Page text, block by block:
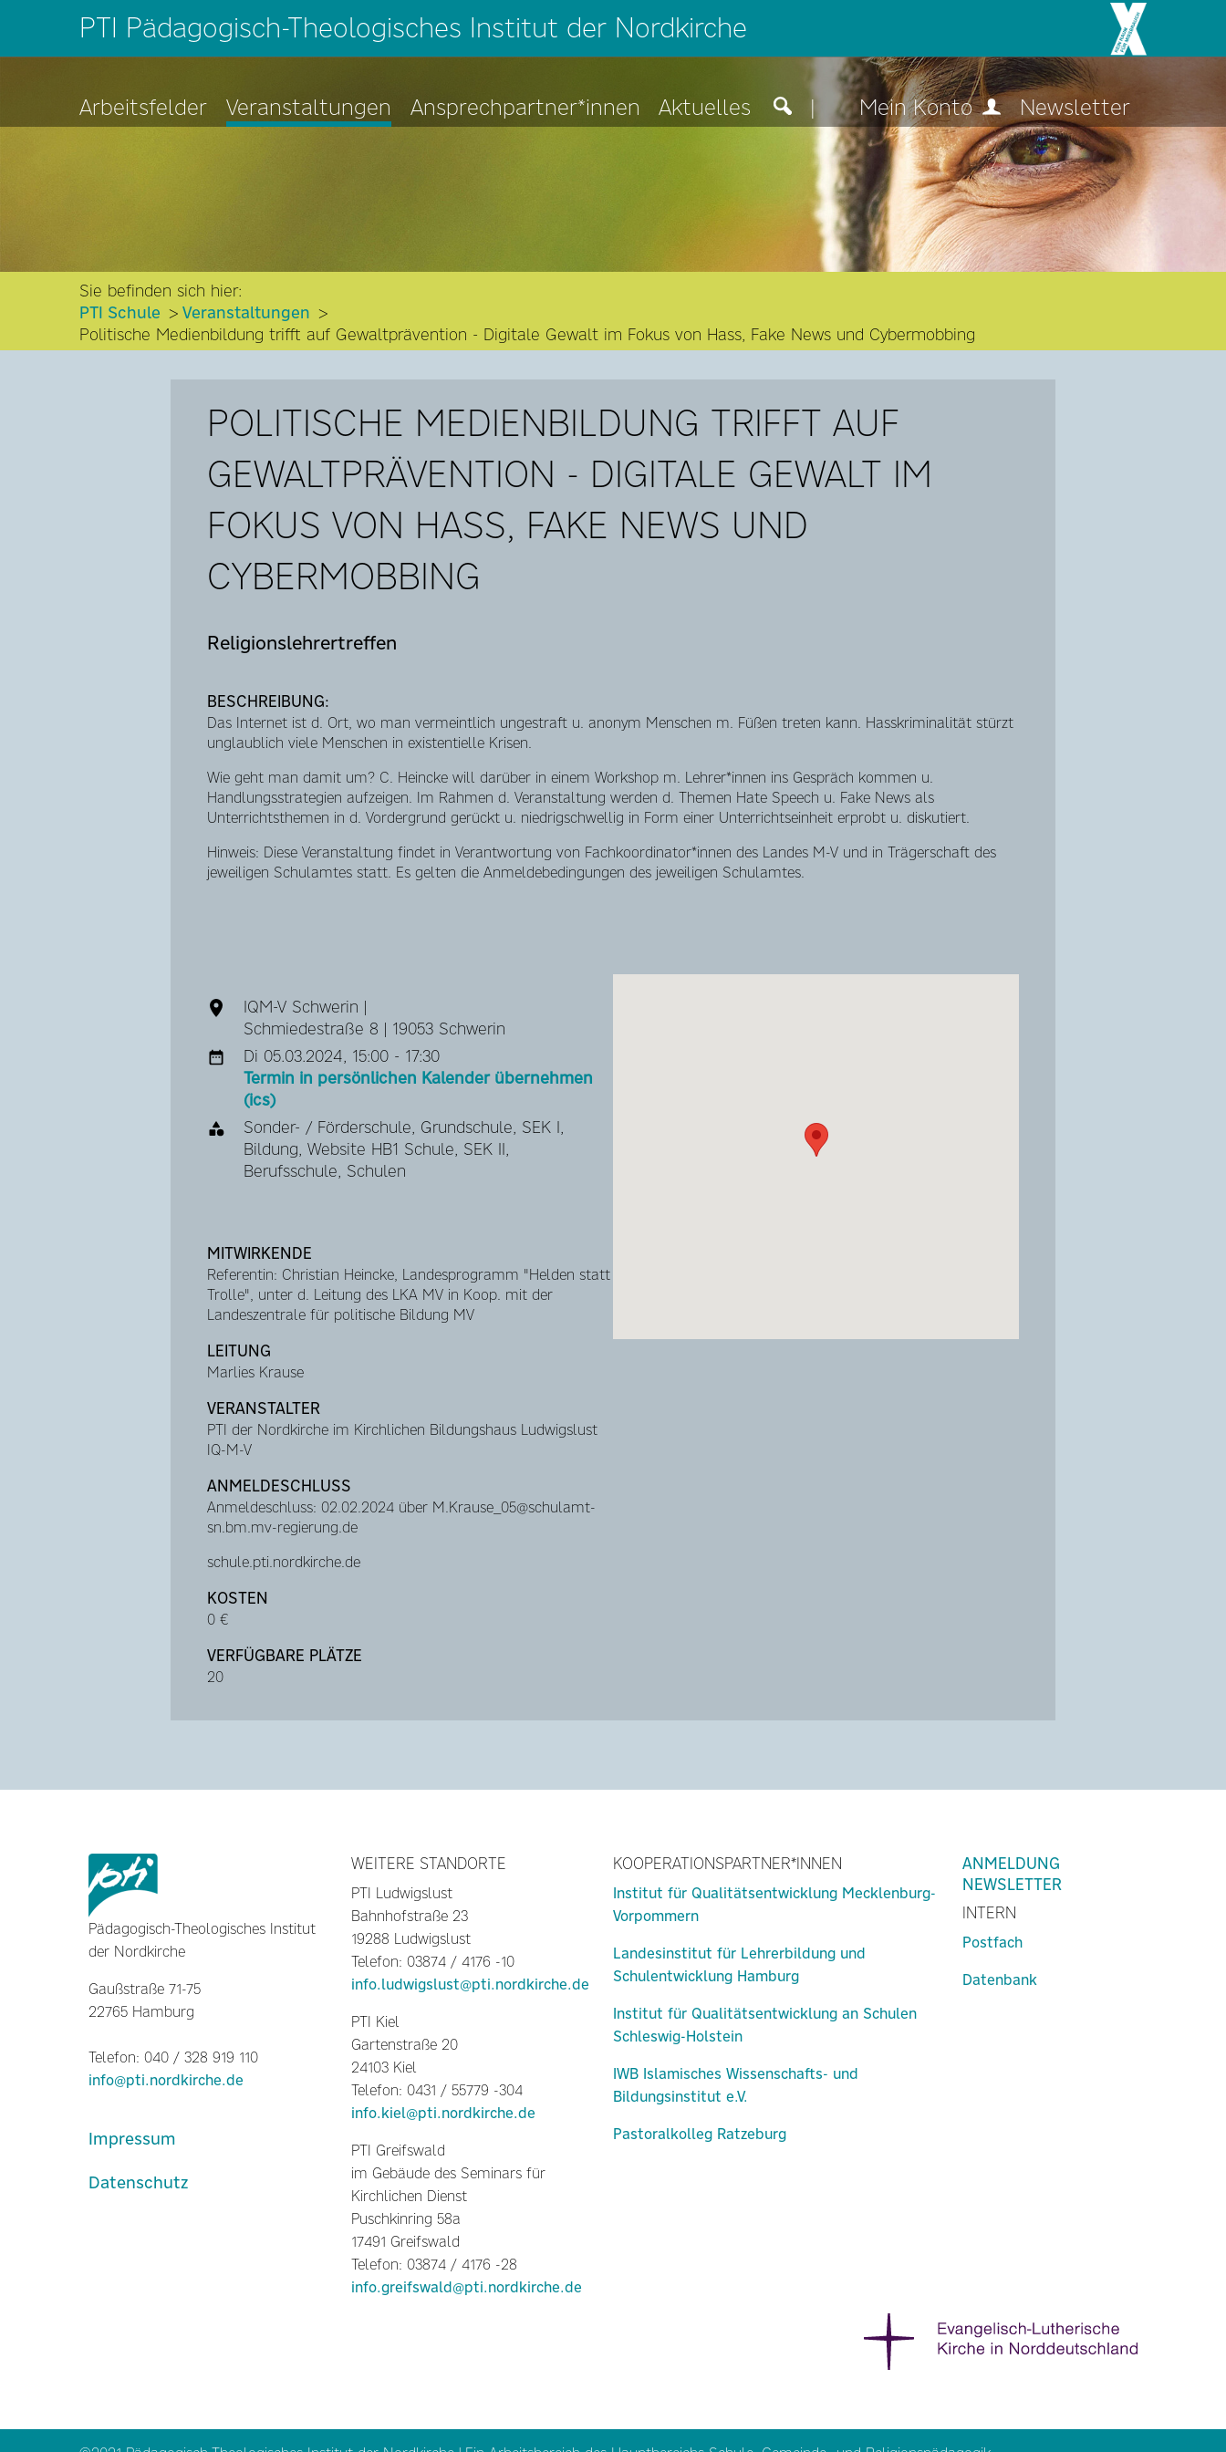
PTI Pädagogisch-Theologisches Institut der Nordkirche
Arbeitsfelder Veranstaltungen Ansprechpartner*innen Aktuelles | Mein Konto Newsletter
Sie befinden sich hier:
PTI Schule
Veranstaltungen
Politische Medienbildung trifft auf Gewaltprävention - Digitale Gewalt im Fokus von Hass, Fake News und Cybermobbing
POLITISCHE MEDIENBILDUNG TRIFFT AUF
GEWALTPRÄVENTION - DIGITALE GEWALT IM
FOKUS VON HASS, FAKE NEWS UND
CYBERMOBBING
Religionslehrertreffen
BESCHREIBUNG:
Das Internet ist d. Ort, wo man vermeintlich ungestraft u. anonym Menschen m. Füßen treten kann. Hasskriminalität stürzt
unglaublich viele Menschen in existentielle Krisen.
Wie geht man damit um? C. Heincke will darüber in einem Workshop m. Lehrer*innen ins Gespräch kommen u.
Handlungsstrategien aufzeigen. Im Rahmen d. Veranstaltung werden d. Themen Hate Speech u. Fake News als
Unterrichtsthemen in d. Vordergrund gerückt u. niedrigschwellig in Form einer Unterrichtseinheit erprobt u. diskutiert.
Hinweis: Diese Veranstaltung findet in Verantwortung von Fachkoordinator*innen des Landes M-V und in Trägerschaft des
jeweiligen Schulamtes statt. Es gelten die Anmeldebedingungen des jeweiligen Schulamtes.
IQM-V Schwerin |
Schmiedestraße 8 | 19053 Schwerin
Di 05.03.2024, 15:00 - 17:30
Termin in persönlichen Kalender übernehmen
(ics)
Sonder- / Förderschule, Grundschule, SEK I,
Bildung, Website HB1 Schule, SEK II,
Berufsschule, Schulen
MITWIRKENDE
Referentin: Christian Heincke, Landesprogramm "Helden statt
Trolle", unter d. Leitung des LKA MV in Koop. mit der
Landeszentrale für politische Bildung MV
LEITUNG
Marlies Krause
VERANSTALTER
PTI der Nordkirche im Kirchlichen Bildungshaus Ludwigslust
IQ-M-V
ANMELDESCHLUSS
Anmeldeschluss: 02.02.2024 über M.Krause_05@schulamt-
sn.bm.mv-regierung.de
schule.pti.nordkirche.de
KOSTEN
0 €
VERFÜGBARE PLÄTZE
20
Pädagogisch-Theologisches Institut
der Nordkirche
Gaußstraße 71-75
22765 Hamburg
Telefon: 040 / 328 919 110
info@pti.nordkirche.de
Impressum
Datenschutz
WEITERE STANDORTE
PTI Ludwigslust
Bahnhofstraße 23
19288 Ludwigslust
Telefon: 03874 / 4176 -10
info.ludwigslust@pti.nordkirche.de
PTI Kiel
Gartenstraße 20
24103 Kiel
Telefon: 0431 / 55779 -304
info.kiel@pti.nordkirche.de
PTI Greifswald
im Gebäude des Seminars für
Kirchlichen Dienst
Puschkinring 58a
17491 Greifswald
Telefon: 03874 / 4176 -28
info.greifswald@pti.nordkirche.de
KOOPERATIONSPARTNER*INNEN
Institut für Qualitätsentwicklung Mecklenburg-
Vorpommern
Landesinstitut für Lehrerbildung und
Schulentwicklung Hamburg
Institut für Qualitätsentwicklung an Schulen
Schleswig-Holstein
IWB Islamisches Wissenschafts- und
Bildungsinstitut e.V.
Pastoralkolleg Ratzeburg
ANMELDUNG
NEWSLETTER
INTERN
Postfach
Datenbank